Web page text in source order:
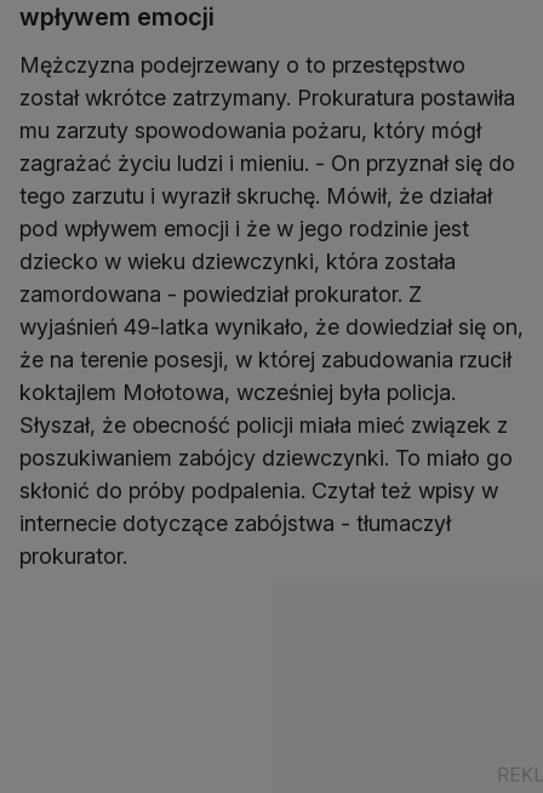
wpływem emocji
Mężczyzna podejrzewany o to przestępstwo
został wkrótce zatrzymany. Prokuratura postawiła
mu zarzuty spowodowania pożaru, który mógł
zagrażać życiu ludzi i mieniu. - On przyznał się do
tego zarzutu i wyraził skruchę. Mówił, że działał
pod wpływem emocji i że w jego rodzinie jest
dziecko w wieku dziewczynki, która została
zamordowana - powiedział prokurator. Z
wyjaśnień 49-latka wynikało, że dowiedział się on,
że na terenie posesji, w której zabudowania rzucił
koktajlem Mołotowa, wcześniej była policja.
Słyszał, że obecność policji miała mieć związek z
poszukiwaniem zabójcy dziewczynki. To miało go
skłonić do próby podpalenia. Czytał też wpisy w
internecie dotyczące zabójstwa - tłumaczył
prokurator.